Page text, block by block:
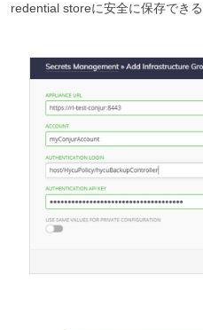
redential storeに安全に保存できる